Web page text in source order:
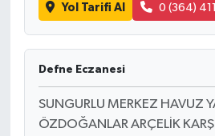
Yol Tarifi Al 0 (364)
Defne Eczanesi
SUNGURLU MERKEZ HAVUZ
ÖZDOĞANLAR ARÇELİK